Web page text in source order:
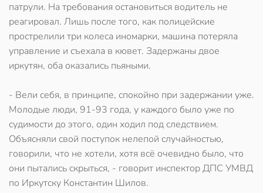
патрули. На требования остановиться водитель не
реагировал. Лишь после того, как полицейские
прострелили три колеса иномарки, машина потеряла
управление и съехала в кювет. Задержаны двое
иркутян, оба оказались пьяными.
- Вели себя, в принципе, спокойно при задержании уже.
Молодые люди, 91-93 года, у каждого было уже по
судимости до этого, один ходил под следствием.
Объясняли свой поступок нелепой случайностью,
говорили, что не хотели, хотя всё очевидно было, что
они пытались скрыться, - говорит инспектор ДПС УМВД
по Иркутску Константин Шилов.